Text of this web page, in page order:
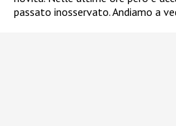
passato inosservato. Andiamo a